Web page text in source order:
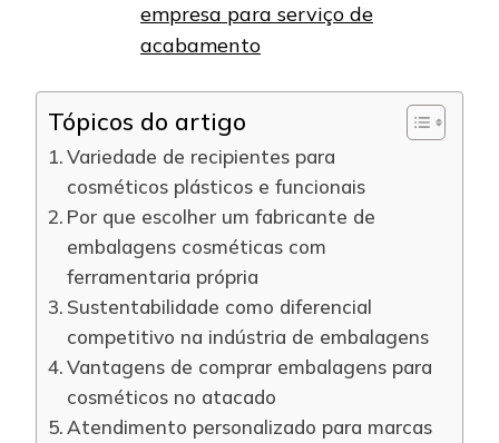
empresa para serviço de
acabamento
Tópicos do artigo
Variedade de recipientes para
cosméticos plásticos e funcionais
Por que escolher um fabricante de
embalagens cosméticas com
ferramentaria própria
Sustentabilidade como diferencial
competitivo na indústria de embalagens
Vantagens de comprar embalagens para
cosméticos no atacado
Atendimento personalizado para marcas